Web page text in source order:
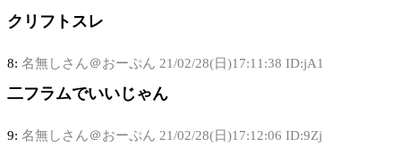
クリフトスレ
8: 名無しさん＠おーぷん 21/02/28(日)17:11:38 ID:jA1
二フラムでいいじゃん
9: 名無しさん＠おーぷん 21/02/28(日)17:12:06 ID:9Zj